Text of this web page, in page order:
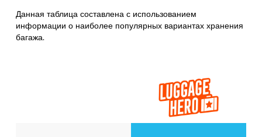
Данная таблица составлена с использованием
информации о наиболее популярных вариантах хранения
багажа.